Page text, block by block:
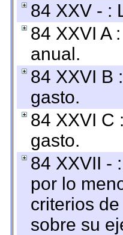
84 XXV - :
84 XXVI A
anual.
84 XXVI B
gasto.
84 XXVI C
gasto.
84 XXVII -
por lo
criterios
sobre su